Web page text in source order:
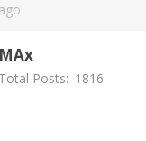
MAx
Total Posts: 1816